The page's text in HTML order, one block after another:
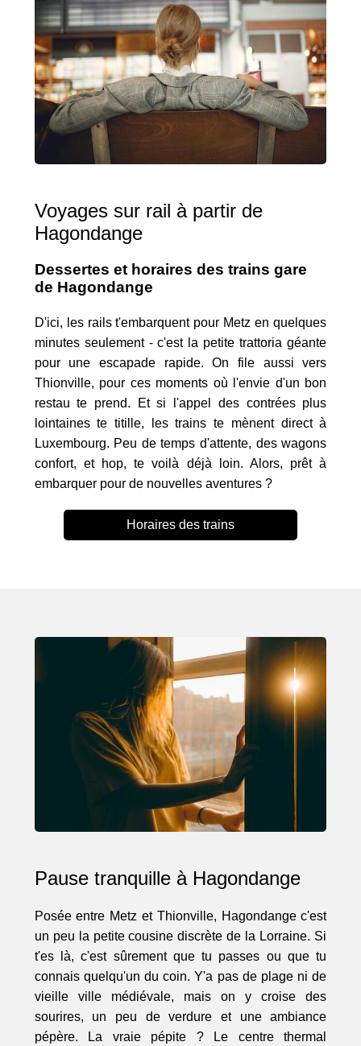
Voyages sur rail à partir de
Hagondange
Dessertes et horaires des trains gare
de Hagondange
D'ici, les rails t'embarquent pour Metz en quelques
minutes seulement - c'est la petite trattoria géante
pour une escapade rapide. On file aussi vers
Thionville, pour ces moments où l'envie d'un bon
restau te prend. Et si l'appel des contrées plus
lointaines te titille, les trains te mènent direct à
Luxembourg. Peu de temps d'attente, des wagons
confort, et hop, te voilà déjà loin. Alors, prêt à
embarquer pour de nouvelles aventures ?
Horaires des trains
Pause tranquille à Hagondange
Posée entre Metz et Thionville, Hagondange c'est
un peu la petite cousine discrète de la Lorraine. Si
t'es là, c'est sûrement que tu passes ou que tu
connais quelqu'un du coin. Y'a pas de plage ni de
vieille ville médiévale, mais on y croise des
sourires, un peu de verdure et une ambiance
pépère. La vraie pépite ? Le centre thermal